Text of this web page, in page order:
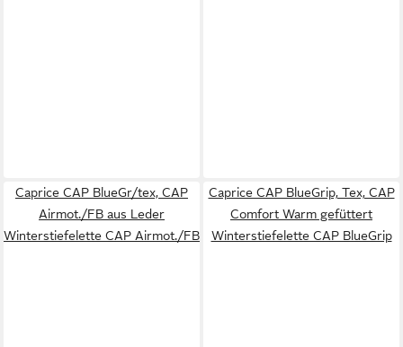
Caprice CAP BlueGr/tex, CAP
Airmot./FB aus Leder
Winterstiefelette CAP Airmot./FB
Caprice CAP BlueGrip, Tex, CAP
Comfort Warm gefüttert
Winterstiefelette CAP BlueGrip